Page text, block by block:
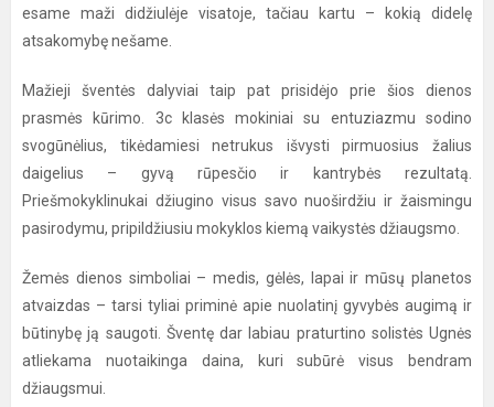
esame maži didžiulėje visatoje, tačiau kartu – kokią didelę
atsakomybę nešame.
Mažieji šventės dalyviai taip pat prisidėjo prie šios dienos
prasmės kūrimo. 3c klasės mokiniai su entuziazmu sodino
svogūnėlius, tikėdamiesi netrukus išvysti pirmuosius žalius
daigelius – gyvą rūpesčio ir kantrybės rezultatą.
Priešmokyklinukai džiugino visus savo nuoširdžiu ir žaismingu
pasirodymu, pripildžiusiu mokyklos kiemą vaikystės džiaugsmo.
Žemės dienos simboliai – medis, gėlės, lapai ir mūsų planetos
atvaizdas – tarsi tyliai priminė apie nuolatinį gyvybės augimą ir
būtinybę ją saugoti. Šventę dar labiau praturtino solistės Ugnės
atliekama nuotaikinga daina, kuri subūrė visus bendram
džiaugsmui.